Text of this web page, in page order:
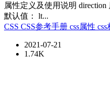
属性定义及使用说明 direction
默认值： lt...
CSS CSS参考手册 css属性 css
2021-07-21
1.74K